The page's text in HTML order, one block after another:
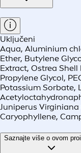
Uključeni
Aqua, Aluminium
Ether, Butylene
Extract, Ostrea
Propylene Glycol,
Potassium Sorbate,
Juniperus
Caryophyllene,
Saznajte više o ovom